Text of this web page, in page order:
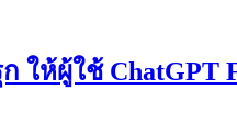
ก ให้ผู้ใช้